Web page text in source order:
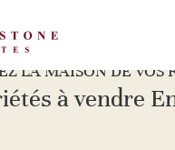
LA MAISON DE VOS
à vendre